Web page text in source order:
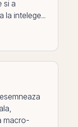
si a
la intelege...
macro-